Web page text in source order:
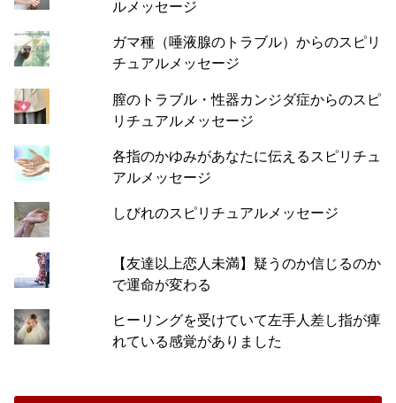
ルメッセージ
ガマ種（唾液腺のトラブル）からのスピリ
チュアルメッセージ
膣のトラブル・性器カンジダ症からのスピ
リチュアルメッセージ
各指のかゆみがあなたに伝えるスピリチュ
アルメッセージ
しびれのスピリチュアルメッセージ
【友達以上恋人未満】疑うのか信じるのか
で運命が変わる
ヒーリングを受けていて左手人差し指が痺
れている感覚がありました